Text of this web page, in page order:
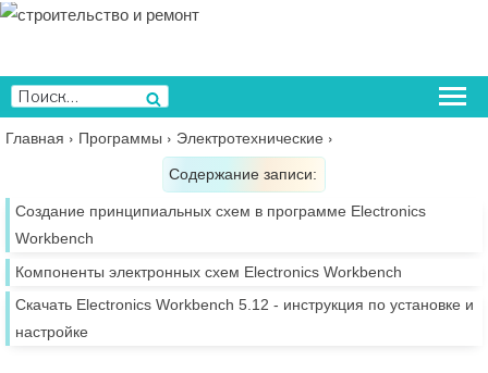
Перейти
содержимому
Искать:
Поиск
Главная › Программы › Электротехнические ›
Содержание записи:
Создание принципиальных схем в программе Electronics
Workbench
Компоненты электронных схем Electronics Workbench
Скачать Electronics Workbench 5.12 - инструкция по установке и
настройке